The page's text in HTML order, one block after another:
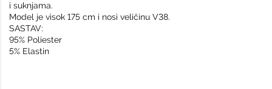
i suknjama.
Model je visok 175 cm i nosi veličinu V38.
SASTAV:
95% Poliester
5% Elastin